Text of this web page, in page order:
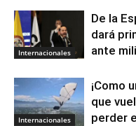
Internacionales
De la
dará
ante
Internacionales
¡Como
que
perder